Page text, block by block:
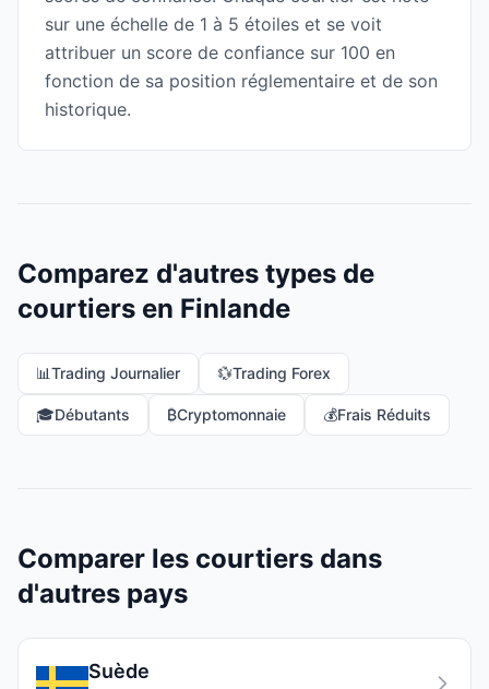
sur une échelle de 1 à 5 étoiles et se voit
attribuer un score de confiance sur 100 en
fonction de sa position réglementaire et de son
historique.
Comparez d'autres types de
courtiers en Finlande
📊Trading Journalier 💱Trading Forex
🎓Débutants ₿Cryptomonnaie 💰Frais Réduits
Comparer les courtiers dans
d'autres pays
Suède